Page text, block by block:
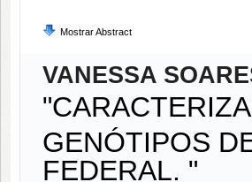
Mostrar Abstract
VANESSA
GENÓTIPOS
FEDERAL. "